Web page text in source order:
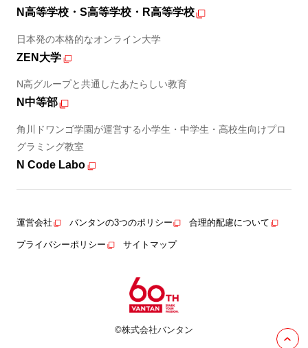
N高等学校・S高等学校・R高等学校
日本発の本格的なオンライン大学
ZEN大学
N高グループと共通したあたらしい教育
N中等部
角川ドワンゴ学園が運営する小学生・中学生・高校生向けプロ
グラミング教室
N Code Labo
運営会社 バンタンの3つのポリシー 合理的配慮について
プライバシーポリシー サイトマップ
©株式会社バンタン